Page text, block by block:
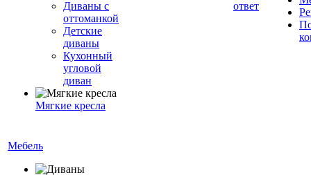
Диваны с
оттоманкой
Детские
диваны
Кухонный
угловой
диван
Мягкие кресла
ответ
Мебель